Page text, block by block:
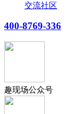
交流社区
400-8769-336
趣现场公众号